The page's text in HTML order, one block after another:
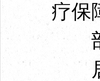
疗保
部
居